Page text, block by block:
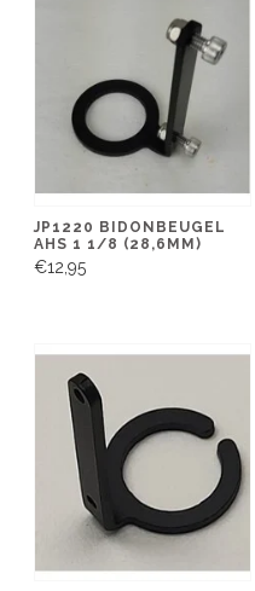
JP1220 BIDONBEUGEL
AHS 1 1/8 (28,6MM)
€12,95